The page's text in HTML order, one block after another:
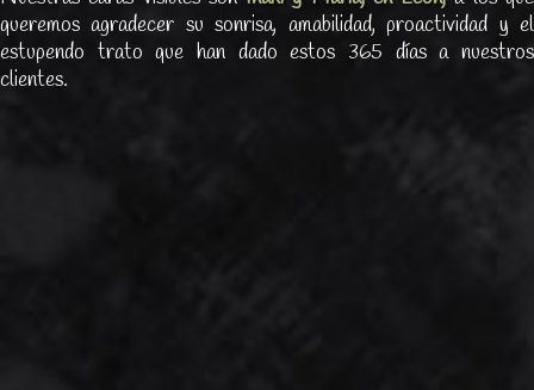
queremos agradecer su sonrisa, amabilidad, proactividad y el
estupendo trato que han dado estos 365 días a nuestros
clientes.